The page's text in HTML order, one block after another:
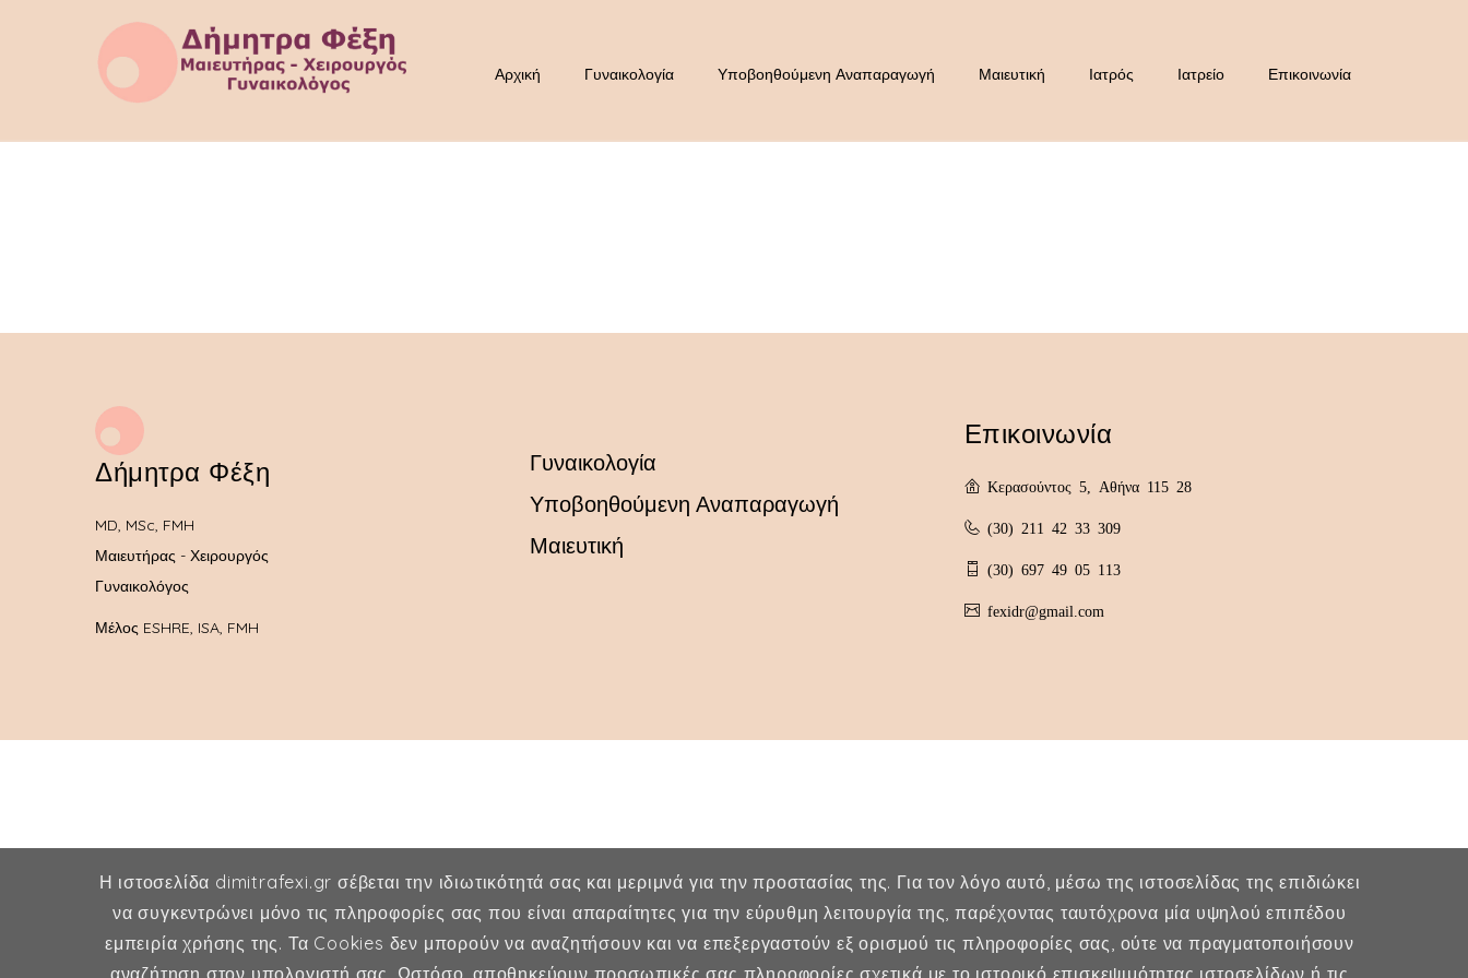
Αρχική Γυναικολογία Υποβοηθούμενη Αναπαραγωγή Μαιευτική Ιατρός Ιατρείο Επικοινωνία
Δήμητρα Φέξη
MD, MSc, FMH
Μαιευτήρας - Χειρουργός
Γυναικολόγος
Μέλος ESHRE, ISA, FMH
Γυναικολογία
Υποβοηθούμενη Αναπαραγωγή
Μαιευτική
Επικοινωνία
Κερασούντος 5, Αθήνα 115 28
(30) 211 42 33 309
(30) 697 49 05 113
fexidr@gmail.com
Η ιστοσελίδα dimitrafexi.gr σέβεται την ιδιωτικότητά σας και μεριμνά για την προστασίας της. Για τον λόγο αυτό, μέσω της ιστοσελίδας της επιδιώκει
να συγκεντρώνει μόνο τις πληροφορίες σας που είναι απαραίτητες για την εύρυθμη λειτουργία της, παρέχοντας ταυτόχρονα μία υψηλού επιπέδου
εμπειρία χρήσης της. Τα Cookies δεν μπορούν να αναζητήσουν και να επεξεργαστούν εξ ορισμού τις πληροφορίες σας, ούτε να πραγματοποιήσουν